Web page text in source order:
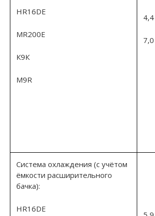
HR16DE
MR200E
К9К
M9R
4,4
7,0
Система охлаждения (с учётом
ёмкости расширительного
бачка):
HR16DE